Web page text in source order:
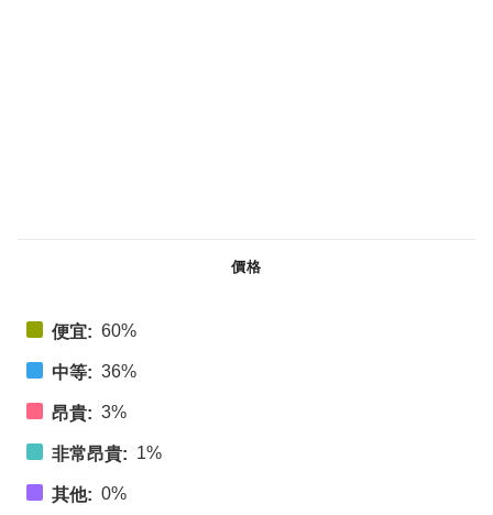
價格
便宜: 60%
中等: 36%
昂貴: 3%
非常昂貴: 1%
其他: 0%